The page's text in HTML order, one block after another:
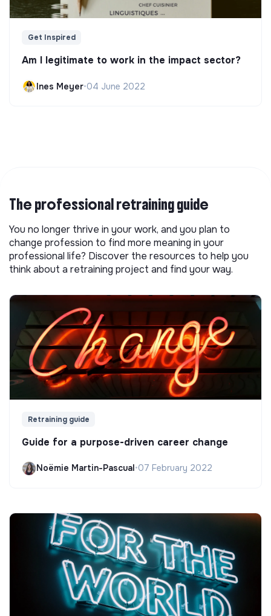
Get Inspired
Am I legitimate to work in the impact sector?
Ines Meyer•04 June 2022
The professional retraining guide
You no longer thrive in your work, and you plan to
change profession to find more meaning in your
professional life? Discover the resources to help you
think about a retraining project and find your way.
Retraining guide
Guide for a purpose-driven career change
Noëmie Martin-Pascual•07 February 2022